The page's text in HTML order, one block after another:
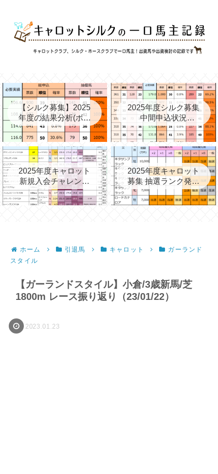
【シルク募集】2025
年度の結果分析(ボー
ダー、確率、昨年度
との比較など)
2025年度シルク募集
中間申込状況
②(08/06)と昨年の中
間③→最終
2025年度キャロット
新規入会チャレンジ
と第2次募集を考える
2025年度キャロット
募集 抽選ランク発表
(09/11)
ホーム 引退馬 キャロット
ガーランド
スタイル
【ガーランドスタイル】小倉/3歳新馬/芝
1800m レース振り返り（23/01/22）
2023.01.23